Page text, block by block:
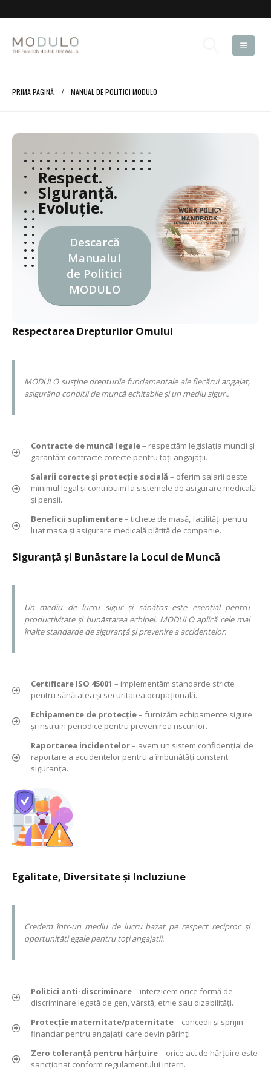
PRIMA PAGINĂ MANUAL DE POLITICI MODULO
Respect.
Siguranță.
Evoluție.
Descarcă
Manualul
de Politici
MODULO
Respectarea Drepturilor Omului
MODULO susține drepturile fundamentale ale fiecărui angajat,
asigurând condiții de muncă echitabile și un mediu sigur..
Contracte de muncă legale– respectăm legislația muncii și
garantăm contracte corecte pentru toți angajații.
Salarii corecte și protecție socială – oferim salarii peste
minimul legal și contribuim la sistemele de asigurare medicală
și pensii.
Beneficii suplimentare– tichete de masă, facilități pentru
luat masa și asigurare medicală plătită de companie.
Siguranță și Bunăstare la Locul de Muncă
Un mediu de lucru sigur și sănătos este esențial pentru
productivitate și bunăstarea echipei. MODULO aplică cele mai
înalte standarde de siguranță și prevenire a accidentelor.
Certificare ISO 45001 – implementăm standarde stricte
pentru sănătatea și securitatea ocupațională.
Echipamente de protecție– furnizăm echipamente sigure
și instruiri periodice pentru prevenirea riscurilor.
Raportarea incidentelor– avem un sistem confidențial de
raportare a accidentelor pentru a îmbunătăți constant
siguranța.
Egalitate, Diversitate și Incluziune
Credem într-un mediu de lucru bazat pe respect reciproc și
oportunități egale pentru toți angajații.
Politici anti-discriminare– interzicem orice formă de
discriminare legată de gen, vârstă, etnie sau dizabilități.
Protecție maternitate/paternitate– concedii și sprijin
financiar pentru angajații care devin părinți.
Zero toleranță pentru hărțuire– orice act de hărțuire este
sancționat conform regulamentului intern.